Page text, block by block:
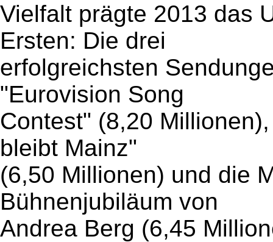
Vielfalt prägte 2013 das
Ersten: Die drei
erfolgreichsten
"Eurovision Song
Contest" (8,20
bleibt Mainz"
(6,50 Millionen) und die
Bühnenjubiläum von
Andrea Berg (6,45